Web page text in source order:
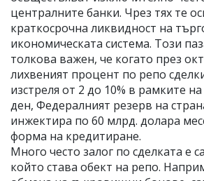
централните банки. Чрез тях те
краткосрочна ликвидност на
икономическата система. Този
толкова важен, че когато през
лихвеният процент по репо
изстреля от 2 до 10% в рамките
ден, Федералният резерв на
инжектира по 60 млрд. долара
форма на кредитиране.
Много често залог по сделката е
който става обект на репо.